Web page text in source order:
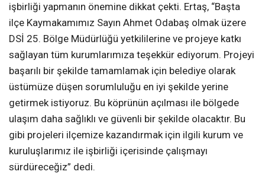
işbirliği yapmanın önemine dikkat çekti. Ertaş, “Başta
ilçe Kaymakamımız Sayın Ahmet Odabaş olmak üzere
DSİ 25. Bölge Müdürlüğü yetkililerine ve projeye katkı
sağlayan tüm kurumlarımıza teşekkür ediyorum. Projeyi
başarılı bir şekilde tamamlamak için belediye olarak
üstümüze düşen sorumluluğu en iyi şekilde yerine
getirmek istiyoruz. Bu köprünün açılması ile bölgede
ulaşım daha sağlıklı ve güvenli bir şekilde olacaktır. Bu
gibi projeleri ilçemize kazandırmak için ilgili kurum ve
kuruluşlarımız ile işbirliği içerisinde çalışmayı
sürdüreceğiz” dedi.